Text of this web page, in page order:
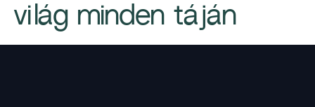
világ minden táján